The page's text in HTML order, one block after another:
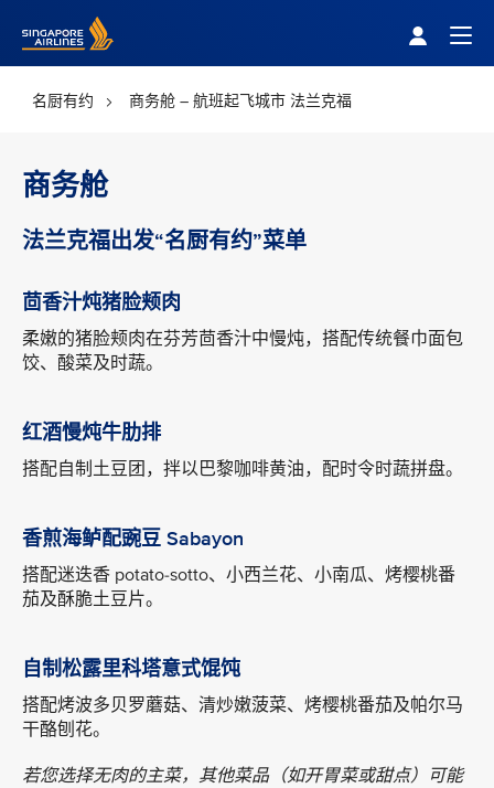
名厨有约 商务舱 – 航班起飞城市 法兰克福
商务舱
法兰克福出发“名厨有约”菜单
茴香汁炖猪脸颊肉
柔嫩的猪脸颊肉在芬芳茴香汁中慢炖，搭配传统餐巾面包
饺、酸菜及时蔬。
红酒慢炖牛肋排
搭配自制土豆团，拌以巴黎咖啡黄油，配时令时蔬拼盘。
香煎海鲈配豌豆 Sabayon
搭配迷迭香 potato-sotto、小西兰花、小南瓜、烤樱桃番
茄及酥脆土豆片。
自制松露里科塔意式馄饨
搭配烤波多贝罗蘑菇、清炒嫩菠菜、烤樱桃番茄及帕尔马
干酪刨花。
若您选择无肉的主菜，其他菜品（如开胃菜或甜点）可能